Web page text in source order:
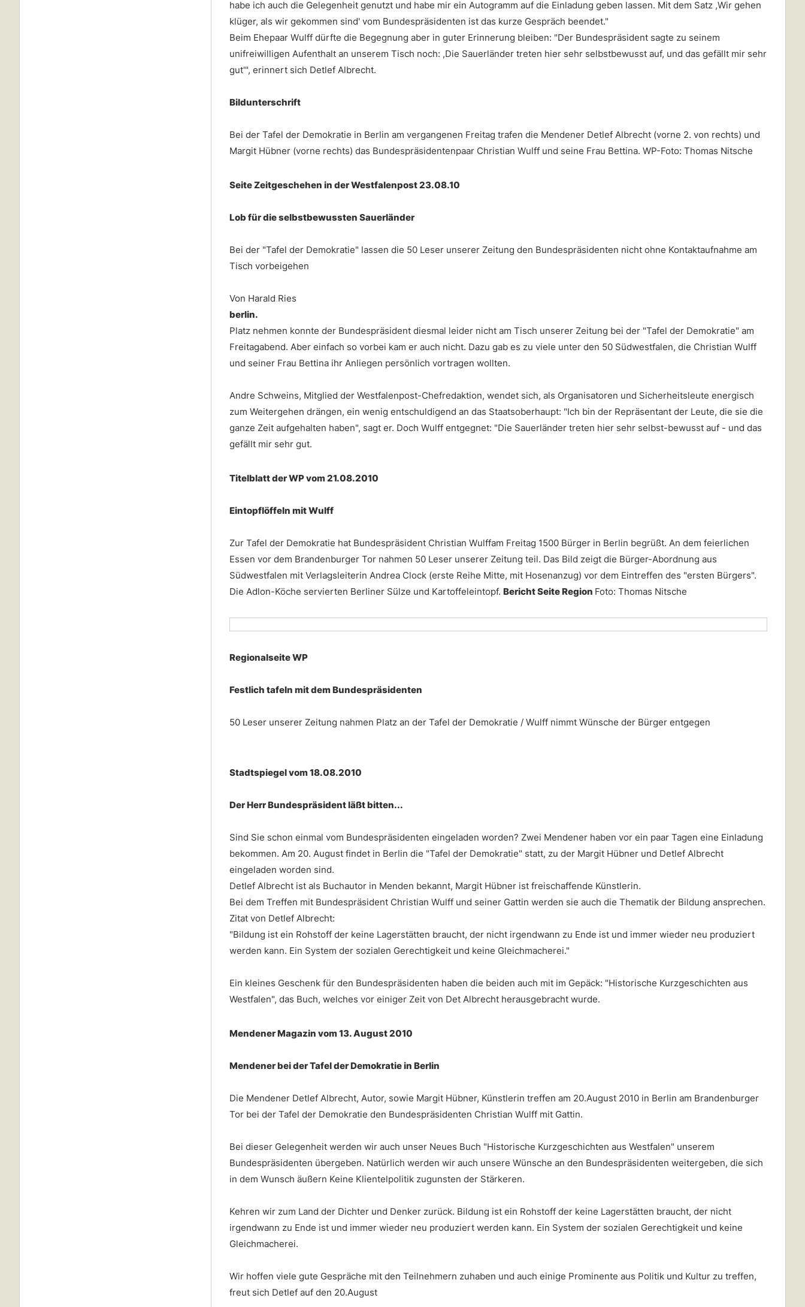
habe ich auch die Gelegenheit genutzt und habe mir ein Autogramm auf die Einladung geben lassen. Mit dem Satz ,Wir gehen
klüger, als wir gekommen sind' vom Bundespräsidenten ist das kurze Gespräch beendet."
Beim Ehepaar Wulff dürfte die Begegnung aber in guter Erinnerung bleiben: "Der Bundespräsident sagte zu seinem
unifreiwilligen Aufenthalt an unserem Tisch noch: ,Die Sauerländer treten hier sehr selbstbewusst auf, und das gefällt mir sehr
gut'", erinnert sich Detlef Albrecht.
Bildunterschrift
Bei der Tafel der Demokratie in Berlin am vergangenen Freitag trafen die Mendener Detlef Albrecht (vorne 2. von rechts) und
Margit Hübner (vorne rechts) das Bundespräsidentenpaar Christian Wulff und seine Frau Bettina. WP-Foto: Thomas Nitsche
Seite Zeitgeschehen in der Westfalenpost 23.08.10
Lob für die selbstbewussten Sauerländer
Bei der "Tafel der Demokratie" lassen die 50 Leser unserer Zeitung den Bundespräsidenten nicht ohne Kontaktaufnahme am
Tisch vorbeigehen
Von Harald Ries
berlin.
Platz nehmen konnte der Bundespräsident diesmal leider nicht am Tisch unserer Zeitung bei der "Tafel der Demokratie" am
Freitagabend. Aber einfach so vorbei kam er auch nicht. Dazu gab es zu viele unter den 50 Südwestfalen, die Christian Wulff
und seiner Frau Bettina ihr Anliegen persönlich vortragen wollten.
Andre Schweins, Mitglied der Westfalenpost-Chefredaktion, wendet sich, als Organisatoren und Sicherheitsleute energisch
zum Weitergehen drängen, ein wenig entschuldigend an das Staatsoberhaupt: "Ich bin der Repräsentant der Leute, die sie die
ganze Zeit aufgehalten haben", sagt er. Doch Wulff entgegnet: "Die Sauerländer treten hier sehr selbst-bewusst auf - und das
gefällt mir sehr gut.
Titelblatt der WP vom 21.08.2010
Eintopflöffeln mit Wulff
Zur Tafel der Demokratie hat Bundespräsident Christian Wulffam Freitag 1500 Bürger in Berlin begrüßt. An dem feierlichen
Essen vor dem Brandenburger Tor nahmen 50 Leser unserer Zeitung teil. Das Bild zeigt die Bürger-Abordnung aus
Südwestfalen mit Verlagsleiterin Andrea Clock (erste Reihe Mitte, mit Hosenanzug) vor dem Eintreffen des "ersten Bürgers".
Die Adlon-Köche servierten Berliner Sülze und Kartoffeleintopf. Bericht Seite Region Foto: Thomas Nitsche
Regionalseite WP
Festlich tafeln mit dem Bundespräsidenten
50 Leser unserer Zeitung nahmen Platz an der Tafel der Demokratie / Wulff nimmt Wünsche der Bürger entgegen
Stadtspiegel vom 18.08.2010
Der Herr Bundespräsident läßt bitten...
Sind Sie schon einmal vom Bundespräsidenten eingeladen worden? Zwei Mendener haben vor ein paar Tagen eine Einladung
bekommen. Am 20. August findet in Berlin die "Tafel der Demokratie" statt, zu der Margit Hübner und Detlef Albrecht
eingeladen worden sind.
Detlef Albrecht ist als Buchautor in Menden bekannt, Margit Hübner ist freischaffende Künstlerin.
Bei dem Treffen mit Bundespräsident Christian Wulff und seiner Gattin werden sie auch die Thematik der Bildung ansprechen.
Zitat von Detlef Albrecht:
"Bildung ist ein Rohstoff der keine Lagerstätten braucht, der nicht irgendwann zu Ende ist und immer wieder neu produziert
werden kann. Ein System der sozialen Gerechtigkeit und keine Gleichmacherei."
Ein kleines Geschenk für den Bundespräsidenten haben die beiden auch mit im Gepäck: "Historische Kurzgeschichten aus
Westfalen", das Buch, welches vor einiger Zeit von Det Albrecht herausgebracht wurde.
Mendener Magazin vom 13. August 2010
Mendener bei der Tafel der Demokratie in Berlin
Die Mendener Detlef Albrecht, Autor, sowie Margit Hübner, Künstlerin treffen am 20.August 2010 in Berlin am Brandenburger
Tor bei der Tafel der Demokratie den Bundespräsidenten Christian Wulff mit Gattin.
Bei dieser Gelegenheit werden wir auch unser Neues Buch "Historische Kurzgeschichten aus Westfalen" unserem
Bundespräsidenten übergeben. Natürlich werden wir auch unsere Wünsche an den Bundespräsidenten weitergeben, die sich
in dem Wunsch äußern Keine Klientelpolitik zugunsten der Stärkeren.
Kehren wir zum Land der Dichter und Denker zurück. Bildung ist ein Rohstoff der keine Lagerstätten braucht, der nicht
irgendwann zu Ende ist und immer wieder neu produziert werden kann. Ein System der sozialen Gerechtigkeit und keine
Gleichmacherei.
Wir hoffen viele gute Gespräche mit den Teilnehmern zuhaben und auch einige Prominente aus Politik und Kultur zu treffen,
freut sich Detlef auf den 20.August